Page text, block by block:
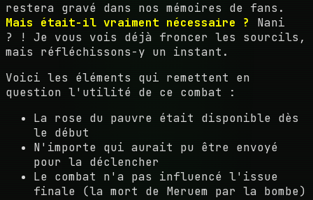
restera gravé dans nos mémoires de fans.
Mais était-il vraiment nécessaire ?
Nani
? ! Je vous vois déjà froncer les sourcils,
mais réfléchissons-y un instant.
Voici les éléments qui remettent en
question l'utilité de ce combat :
La rose du pauvre était disponible dès
le début
N'importe qui aurait pu être envoyé
pour la déclencher
Le combat n'a pas influencé l'issue
finale (la mort de Meruem par la bombe)